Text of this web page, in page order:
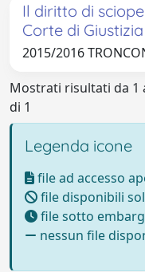
Il diritto di
Corte di
2015/2016
Mostrati risultati da 1
di 1
Legenda icone
file ad accesso
file disponibili
file sotto
nessun file